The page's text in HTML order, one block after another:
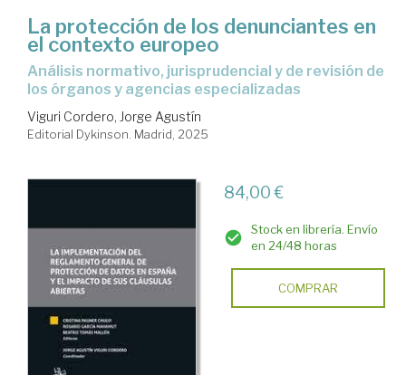
La protección de los denunciantes en
el contexto europeo
Análisis normativo, jurisprudencial y de revisión de
los órganos y agencias especializadas
Viguri Cordero, Jorge Agustín
Editorial Dykinson. Madrid, 2025
84,00 €
Stock en librería. Envío
en 24/48 horas
COMPRAR